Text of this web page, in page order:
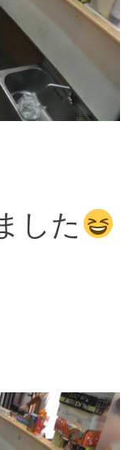
した